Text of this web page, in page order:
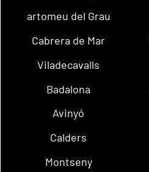
artomeu del Grau
Cabrera de Mar
Viladecavalls
Badalona
Avinyó
Calders
Montseny